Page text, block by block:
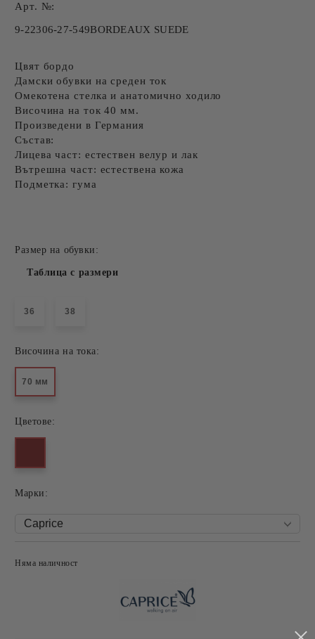
Арт. №:
9-22306-27-549BORDEAUX SUEDE
Цвят бордо
Дамски обувки на среден ток
Омекотена стелка и анатомично ходило
Височина на ток 40 мм.
Произведени в Германия
Състав:
Лицева част: естествен велур и лак
Вътрешна част: естествена кожа
Подметка: гума
Размер на обувки:
Таблица с размери
36 38
Височина на тока:
70 мм
Цветове:
Mарки:
Няма наличност